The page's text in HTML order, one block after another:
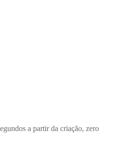
a partir da criação, zero